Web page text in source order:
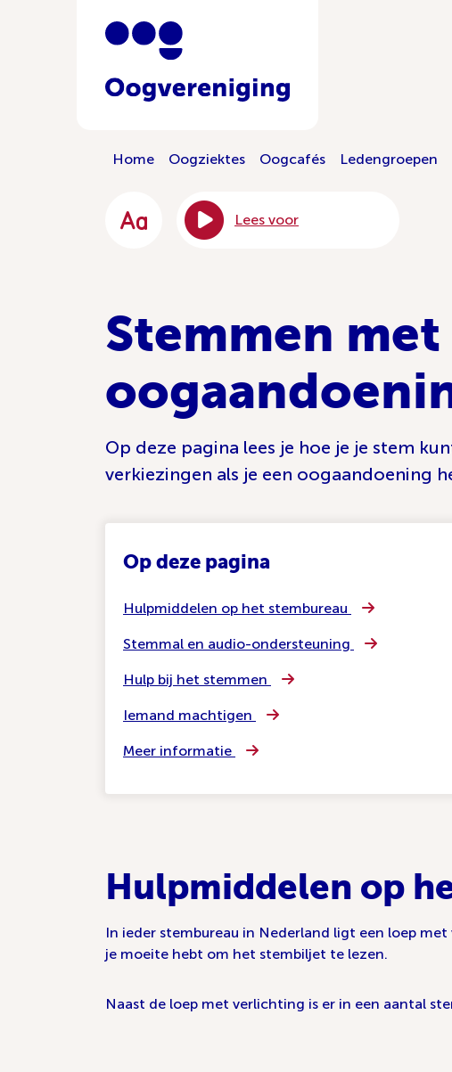
Home Oogziektes Oogcafés Ledengroepen
Lees voor
Stemmen met
Op deze pagina lees je hoe je je stem
verkiezingen als je een oogaandoening
Op deze pagina
Hulpmiddelen op het stembureau
Stemmal en audio-ondersteuning
Hulp bij het stemmen
Iemand machtigen
Meer informatie
Hulpmiddelen op
In ieder stembureau in Nederland ligt een loep
je moeite hebt om het stembiljet te lezen.
Naast de loep met verlichting is er in een aantal